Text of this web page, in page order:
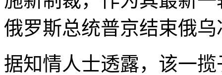
俄罗斯总统普京结束俄乌
据知情人士透露，该一